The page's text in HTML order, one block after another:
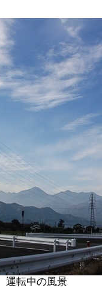
運転中の風景